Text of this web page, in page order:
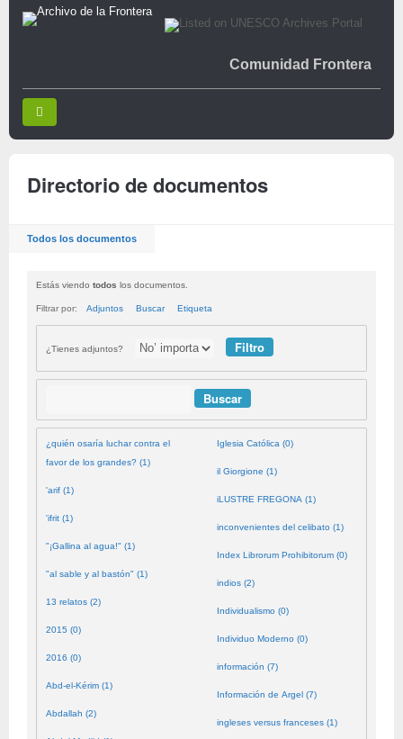
Comunidad Frontera
Directorio de documentos
Todos los documentos
Estás viendo todos los documentos.
Filtrar por: Adjuntos Buscar Etiqueta
¿Tienes adjuntos?
¿quién osaría luchar contra el
favor de los grandes? (1)
'arif (1)
'ifrit (1)
"¡Gallina al agua!" (1)
"al sable y al bastón" (1)
13 relatos (2)
2015 (0)
2016 (0)
Abd-el-Kérim (1)
Abdallah (2)
Iglesia Católica (0)
il Giorgione (1)
iLUSTRE FREGONA (1)
inconvenientes del celibato (1)
Index Librorum Prohibitorum (0)
indios (2)
Individualismo (0)
Individuo Moderno (0)
información (7)
Información de Argel (7)
ingleses versus franceses (1)